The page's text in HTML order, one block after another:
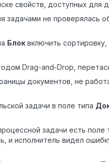
свойств, доступных для
не проверялась
Блок включить
Drag-and-Drop,
документов, не
задачи в поле типа
задачи есть поле
и исполнитель видел